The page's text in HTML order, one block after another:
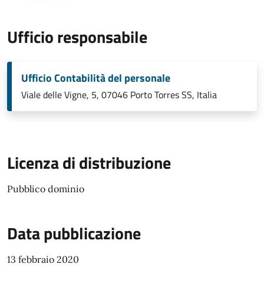
Ufficio responsabile
Ufficio Contabilità del personale
Viale delle Vigne, 5, 07046 Porto Torres SS, Italia
Licenza di distribuzione
Pubblico dominio
Data pubblicazione
13 febbraio 2020